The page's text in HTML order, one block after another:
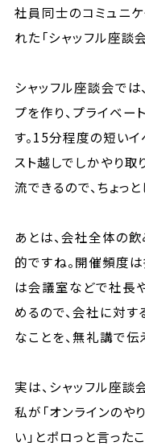
社員同士のコミュニ
れた「シャッフル座談
シャッフル座談会で
プを作り、プライベ
す。15分程度の短い
スト越しでしかやり
流できるので、ちょっ
あとは、会社全体の
的ですね。開催頻度
は会議室などで社長
めるので、会社に対す
なことを、無礼講で伝
実は、シャッフル座談
私が「オンラインのや
い」とポロっと言った